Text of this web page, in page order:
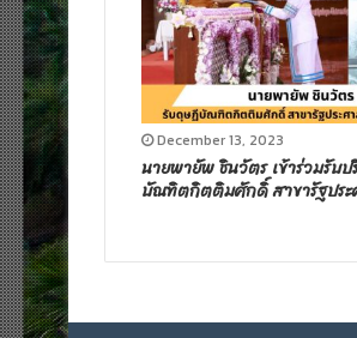
December 13, 2023
นายพายัพ ชินวัตร เข้าร่วมรั
บัณฑิตกิตติมศักดิ์ สาขารัฐปร